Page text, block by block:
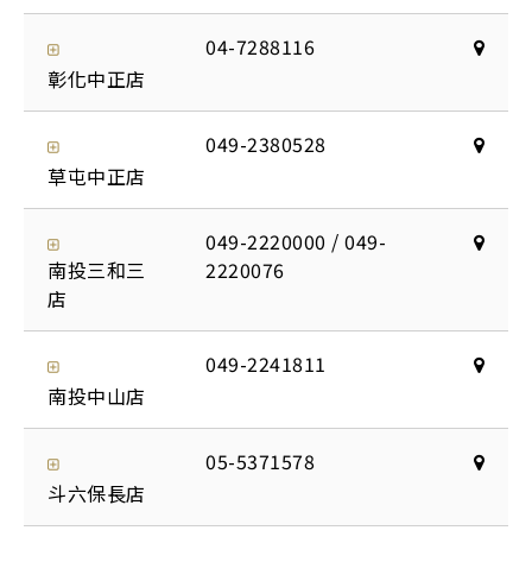
彰化中正店
04-7288116
草屯中正店
049-2380528
南投三和三
店
049-2220000 / 049-
2220076
南投中山店
049-2241811
斗六保長店
05-5371578